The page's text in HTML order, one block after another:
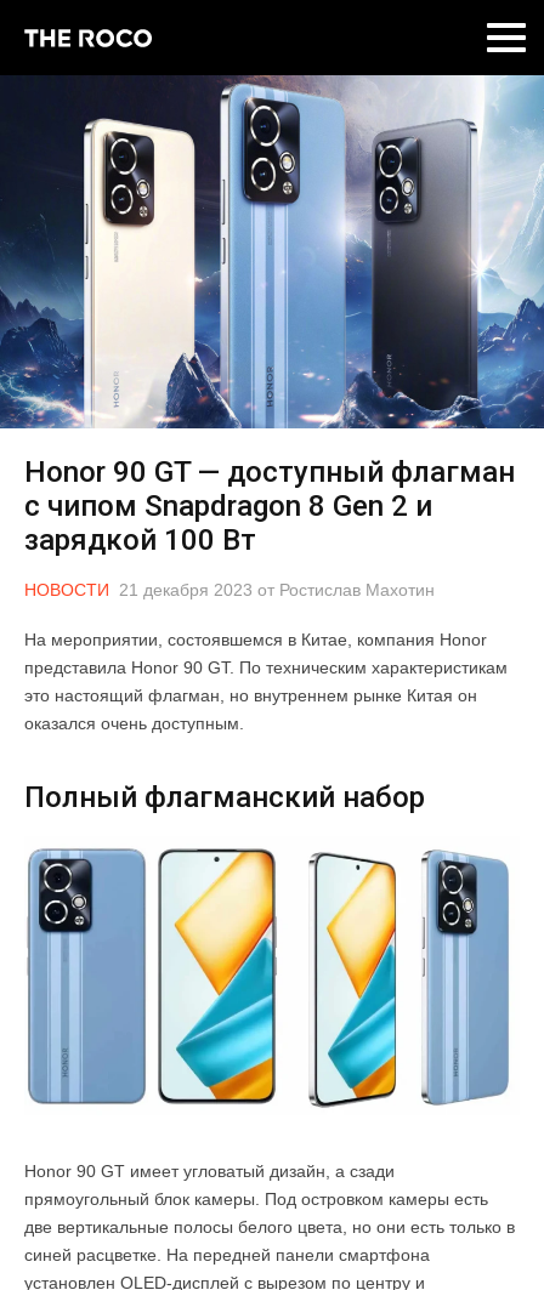
Honor 90 GT — доступный флагман
с чипом Snapdragon 8 Gen 2 и
зарядкой 100 Вт
НОВОСТИ 21 декабря 2023 от Ростислав Махотин
На мероприятии, состоявшемся в Китае, компания Honor
представила Honor 90 GT. По техническим характеристикам
это настоящий флагман, но внутреннем рынке Китая он
оказался очень доступным.
Полный флагманский набор
Honor 90 GT имеет угловатый дизайн, а сзади
прямоугольный блок камеры. Под островком камеры есть
две вертикальные полосы белого цвета, но они есть только в
синей расцветке. На передней панели смартфона
установлен OLED-дисплей с вырезом по центру и